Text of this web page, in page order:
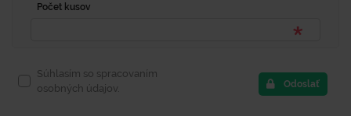
Počet kusov
Súhlasím so spracovaním
osobných údajov.
Odoslať